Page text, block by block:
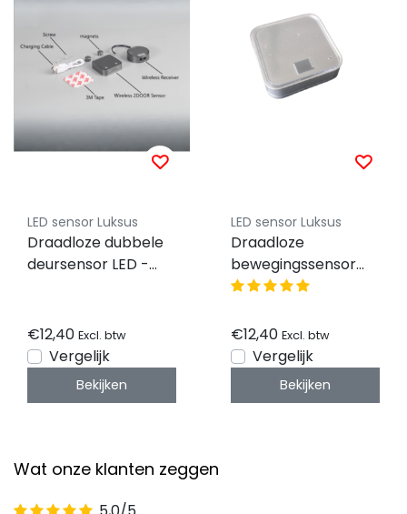
LED sensor Luksus
Draadloze dubbele
deursensor LED -
€12,40 Excl. btw
Vergelijk
Bekijken
LED sensor Luksus
Draadloze
bewegingssensor
LED - SWS001-PIR
€12,40 Excl. btw
Vergelijk
Bekijken
Wat onze klanten zeggen